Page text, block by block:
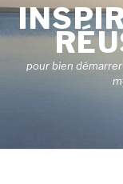
contenu
pour bien